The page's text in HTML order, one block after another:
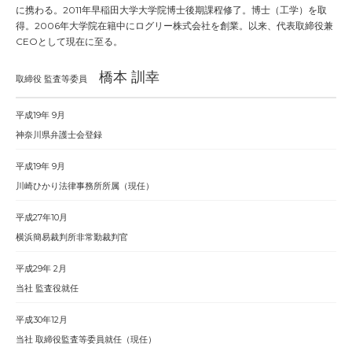
に携わる。2011年早稲田大学大学院博士後期課程修了。博士（工学）を取
得。2006年大学院在籍中にログリー株式会社を創業。以来、代表取締役兼
CEOとして現在に至る。
取締役 監査等委員 橋本 訓幸
平成19年 9月
神奈川県弁護士会登録
平成19年 9月
川崎ひかり法律事務所所属（現任）
平成27年10月
横浜簡易裁判所非常勤裁判官
平成29年 2月
当社 監査役就任
平成30年12月
当社 取締役監査等委員就任（現任）